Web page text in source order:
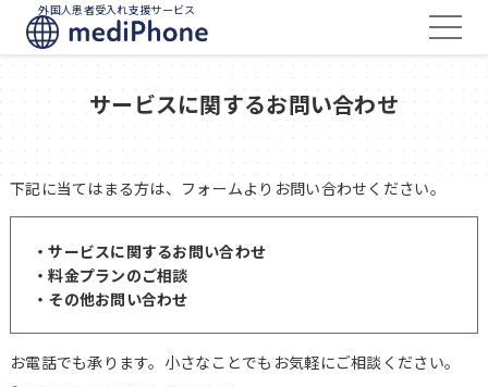
外国人患者受入れ支援サービス
サービスに関するお問い合わせ
下記に当てはまる方は、フォームよりお問い合わせください。
・サービスに関するお問い合わせ
・料金プランのご相談
・その他お問い合わせ
お電話でも承ります。小さなことでもお気軽にご相談ください。